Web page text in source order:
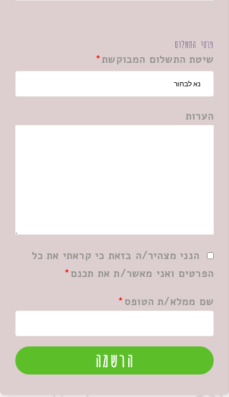
פרטי התשלום
שיטת התשלום המבוקשת
הערות
הנני מצהיר/ה בזאת כי קראתי את כל
הפרטים ואני מאשר/ת את תכנם
שם ממלא/ת הטופס
הרשמה